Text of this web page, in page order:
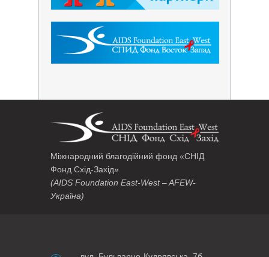
Міжнародний благодійний фонд «СНІД
Фонд Схід-Захід»
(AIDS Foundation East-West – AFEW-
Україна)